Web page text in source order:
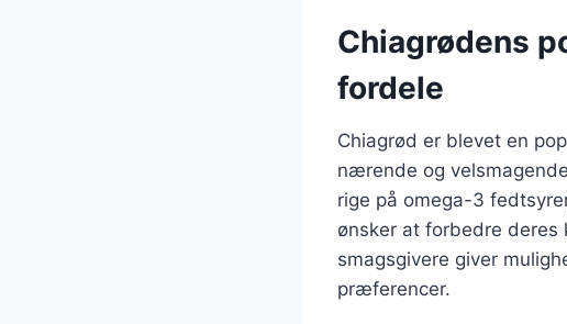
Chiagrødens
fordele
Chiagrød er blevet en
nærende og
rige på omega-3
ønsker at forbedre
smagsgivere giver
præferencer.